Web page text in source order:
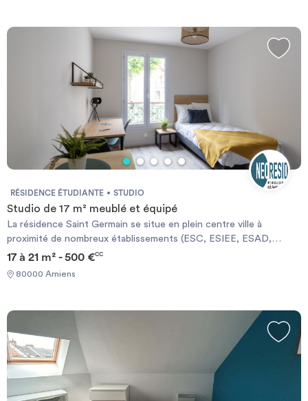
RÉSIDENCE ÉTUDIANTE STUDIO
Studio de 17 m² meublé et équipé
La résidence Saint Germain se situe en plein centre ville à
proximité de nombreux établissements (ESC, ESIEE, ESAD,
IDRAC, facultés...), à quelques pas de la Cathédrale et proche du
centre commercial les Halles du Beffroi. La résidence Saint
Germain vous accueille dans des appartements meublés et
résidence vous offrira un maximum de confort.
17 à 21 m² - 500 €CC
80000 Amiens